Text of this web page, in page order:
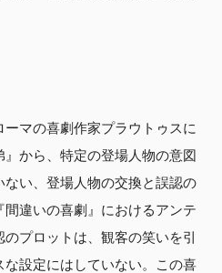
マの喜劇作家プラウトゥスに
から、特定の登場人物の意図
い、登場人物の交換と誤認の
違いの喜劇』におけるアンテ
プロットは、観客の笑いを引
設定にはしていない。この喜